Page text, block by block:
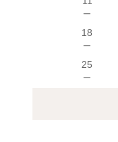
－
18
－
25
－